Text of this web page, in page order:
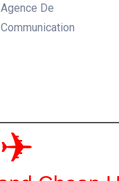
Agence De
Communication